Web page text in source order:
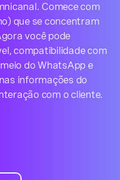
Comece com
que se concentram
você pode
compatibilidade com
do WhatsApp e
informações do
com o cliente.